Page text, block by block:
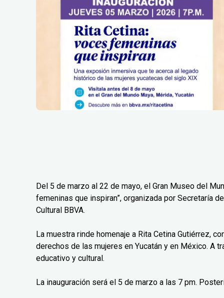
Del 5 de marzo al 22 de mayo, el Gran Museo del
femeninas que inspiran”, organizada por Secretaría
Cultural BBVA.
La muestra rinde homenaje a Rita Cetina Gutiérrez,
derechos de las mujeres en Yucatán y en México. A
educativo y cultural.
La inauguración será el 5 de marzo a las 7 pm.